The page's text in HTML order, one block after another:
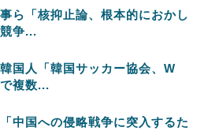
ら「核抑止論、根本的におかし
争...
韓国人「韓国サッカー協会、W
複数...
「中国への侵略戦争に突入するた